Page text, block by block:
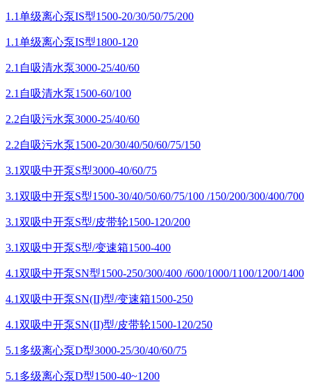
1.1单级离心泵IS型1500-20/30/50/75/200
1.1单级离心泵IS型1800-120
2.1自吸清水泵3000-25/40/60
2.1自吸清水泵1500-60/100
2.2自吸污水泵3000-25/40/60
2.2自吸污水泵1500-20/30/40/50/60/75/150
3.1双吸中开泵S型3000-40/60/75
3.1双吸中开泵S型1500-30/40/50/60/75/100 /150/200/300/400/700
3.1双吸中开泵S型/皮带轮1500-120/200
3.1双吸中开泵S型/变速箱1500-400
4.1双吸中开泵SN型1500-250/300/400 /600/1000/1100/1200/1400
4.1双吸中开泵SN(II)型/变速箱1500-250
4.1双吸中开泵SN(II)型/皮带轮1500-120/250
5.1多级离心泵D型3000-25/30/40/60/75
5.1多级离心泵D型1500-40~1200